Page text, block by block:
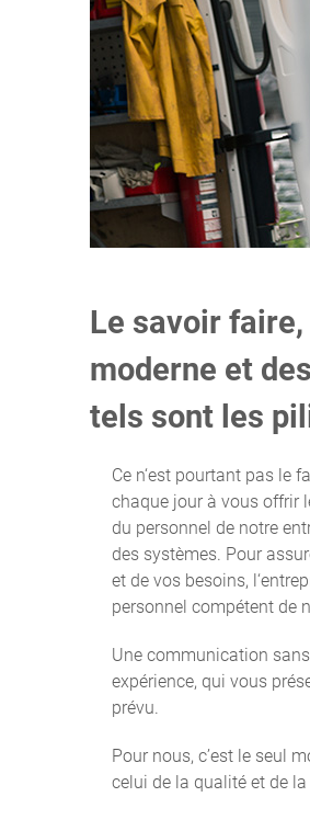
Le savoir
moderne et
tels sont les
Ce n‘est pourtant pas le
chaque jour à vous offrir
du personnel de notre
des systèmes. Pour
et de vos besoins,
personnel compétent de
Une communication
expérience, qui vous
prévu.
Pour nous, c’est le seul
celui de la qualité et de la